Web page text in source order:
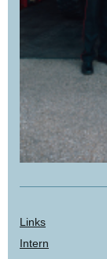
Links
Intern